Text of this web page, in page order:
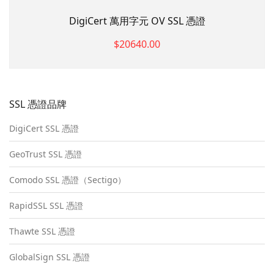
DigiCert 萬用字元 OV SSL 憑證
$20640.00
SSL 憑證品牌
DigiCert SSL 憑證
GeoTrust SSL 憑證
Comodo SSL 憑證（Sectigo）
RapidSSL SSL 憑證
Thawte SSL 憑證
GlobalSign SSL 憑證